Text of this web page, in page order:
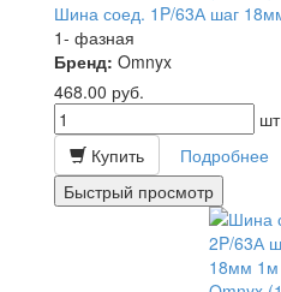
Шина соед. 1P/63А шаг
1- фазная
Бренд: Omnyx
468.00 руб.
шт
Купить
Подробнее
Быстрый просмотр